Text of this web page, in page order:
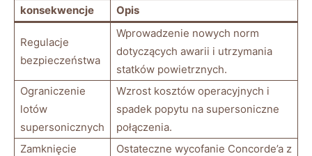
konsekwencje Opis
Regulacje
bezpieczeństwa
Wprowadzenie nowych norm
dotyczących awarii i utrzymania
statków powietrznych.
Ograniczenie
⁢lotów
⁤supersonicznych
Wzrost ⁤kosztów operacyjnych i
spadek ‌popytu na supersoniczne
połączenia.
Zamknięcie⁢
Ostateczne wycofanie Concorde’a z